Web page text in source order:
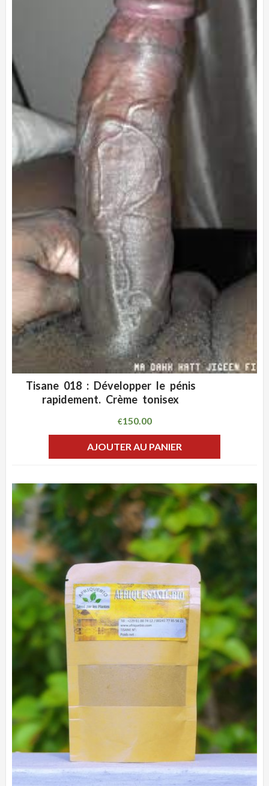
ADD WISHLIST
Tisane 018 : Développer le pénis
rapidement. Crème tonisex
€150.00
AJOUTER AU PANIER